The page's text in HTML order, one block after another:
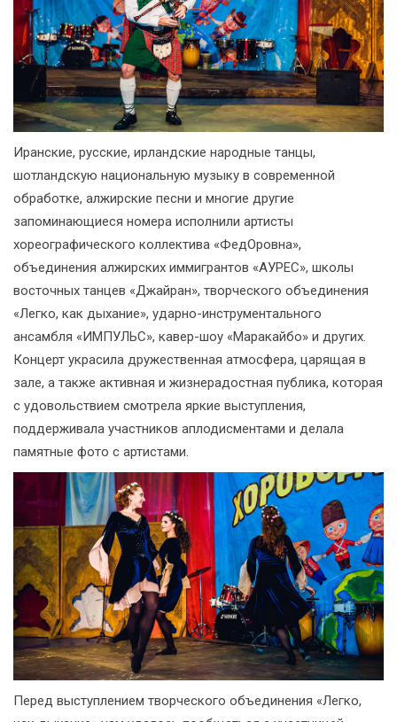
Иранские, русские, ирландские народные танцы,
шотландскую национальную музыку в современной
обработке, алжирские песни и многие другие
запоминающиеся номера исполнили артисты
хореографического коллектива «ФедОровна»,
объединения алжирских иммигрантов «АУРЕС», школы
восточных танцев «Джайран», творческого объединения
«Легко, как дыхание», ударно-инструментального
ансамбля «ИМПУЛЬС», кавер-шоу «Маракайбо» и других.
Концерт украсила дружественная атмосфера, царящая в
зале, а также активная и жизнерадостная публика, которая
с удовольствием смотрела яркие выступления,
поддерживала участников аплодисментами и делала
памятные фото с артистами.
Перед выступлением творческого объединения «Легко,